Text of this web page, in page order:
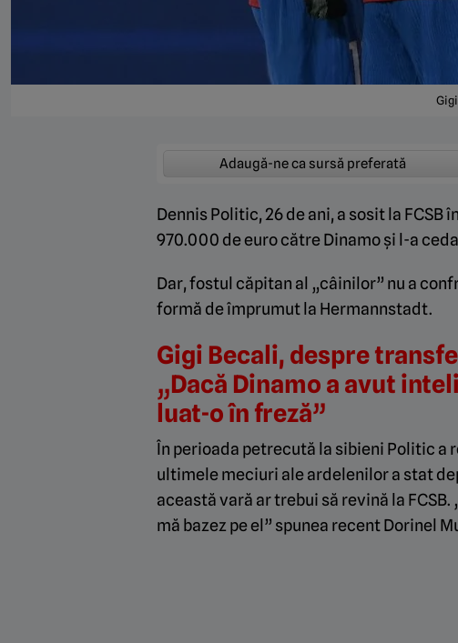
Adaugă-ne ca sursă preferată
Dennis Politic, 26 de ani, a sosit la
970.000 de euro către Dinamo și l-a
Dar, fostul căpitan al „câinilor” nu a
formă de împrumut la Hermannstadt.
Gigi Becali, despre
„Dacă Dinamo a avut
luat-o în freză”
În perioada petrecută la sibieni Politic a
ultimele meciuri ale ardelenilor a stat
această vară ar trebui să revină la
mă bazez pe el” spunea recent Dorinel